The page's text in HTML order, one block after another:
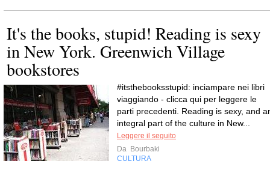
It's the books, stupid! Reading is sexy
in New York. Greenwich Village
bookstores
#itsthebooksstupid: inciampare nei libri
viaggiando - clicca qui per leggere le
parti precedenti. Reading is sexy, and
integral part of the culture in New...
Leggere il seguito
Da Bourbaki
CULTURA